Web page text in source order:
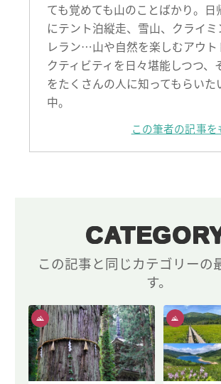
ても覚めても山のことばかり。日
にテント泊縦走、雪山、クライミ
レラン…山や自然を楽しむアウト
クティビティを日々堪能しつつ、
をたくさんの人に知ってもらいた
中。
この筆者の記事
この記事と同じカテゴリーの
す。